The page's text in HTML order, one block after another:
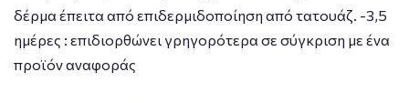
δέρμα έπειτα από επιδερμιδοποίηση από τατουάζ. -3,5
ημέρες : επιδιορθώνει γρηγορότερα σε σύγκριση με ένα
προϊόν αναφοράς